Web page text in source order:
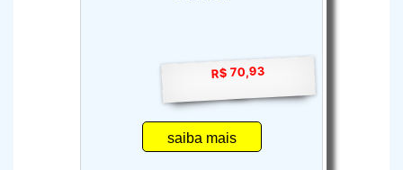
R$ 70,93
saiba mais